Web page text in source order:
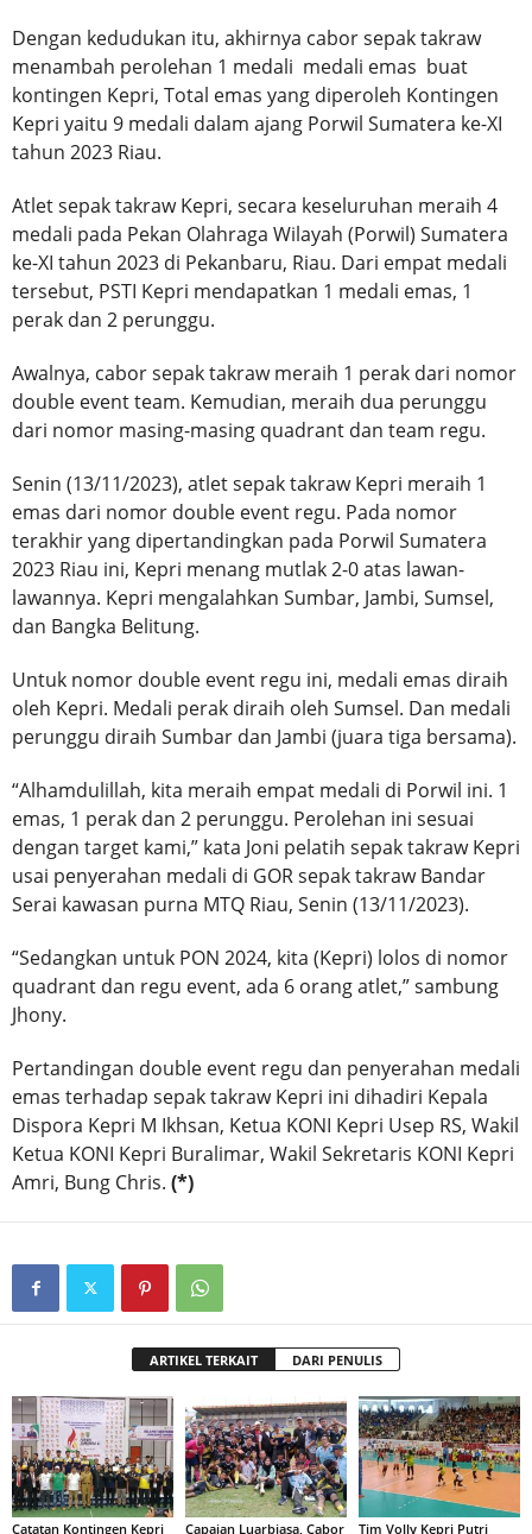
Dengan kedudukan itu, akhirnya cabor sepak takraw
menambah perolehan 1 medali medali emas buat
kontingen Kepri, Total emas yang diperoleh Kontingen
Kepri yaitu 9 medali dalam ajang Porwil Sumatera ke-XI
tahun 2023 Riau.
Atlet sepak takraw Kepri, secara keseluruhan meraih 4
medali pada Pekan Olahraga Wilayah (Porwil) Sumatera
ke-XI tahun 2023 di Pekanbaru, Riau. Dari empat medali
tersebut, PSTI Kepri mendapatkan 1 medali emas, 1
perak dan 2 perunggu.
Awalnya, cabor sepak takraw meraih 1 perak dari nomor
double event team. Kemudian, meraih dua perunggu
dari nomor masing-masing quadrant dan team regu.
Senin (13/11/2023), atlet sepak takraw Kepri meraih 1
emas dari nomor double event regu. Pada nomor
terakhir yang dipertandingkan pada Porwil Sumatera
2023 Riau ini, Kepri menang mutlak 2-0 atas lawan-
lawannya. Kepri mengalahkan Sumbar, Jambi, Sumsel,
dan Bangka Belitung.
Untuk nomor double event regu ini, medali emas diraih
oleh Kepri. Medali perak diraih oleh Sumsel. Dan medali
perunggu diraih Sumbar dan Jambi (juara tiga bersama).
“Alhamdulillah, kita meraih empat medali di Porwil ini. 1
emas, 1 perak dan 2 perunggu. Perolehan ini sesuai
dengan target kami,” kata Joni pelatih sepak takraw Kepri
usai penyerahan medali di GOR sepak takraw Bandar
Serai kawasan purna MTQ Riau, Senin (13/11/2023).
“Sedangkan untuk PON 2024, kita (Kepri) lolos di nomor
quadrant dan regu event, ada 6 orang atlet,” sambung
Jhony.
Pertandingan double event regu dan penyerahan medali
emas terhadap sepak takraw Kepri ini dihadiri Kepala
Dispora Kepri M Ikhsan, Ketua KONI Kepri Usep RS, Wakil
Ketua KONI Kepri Buralimar, Wakil Sekretaris KONI Kepri
Amri, Bung Chris. (*)
ARTIKEL TERKAIT DARI PENULIS
Catatan Kontingen Kepri
Capaian Luarbiasa, Cabor
Tim Volly Kepri Putri